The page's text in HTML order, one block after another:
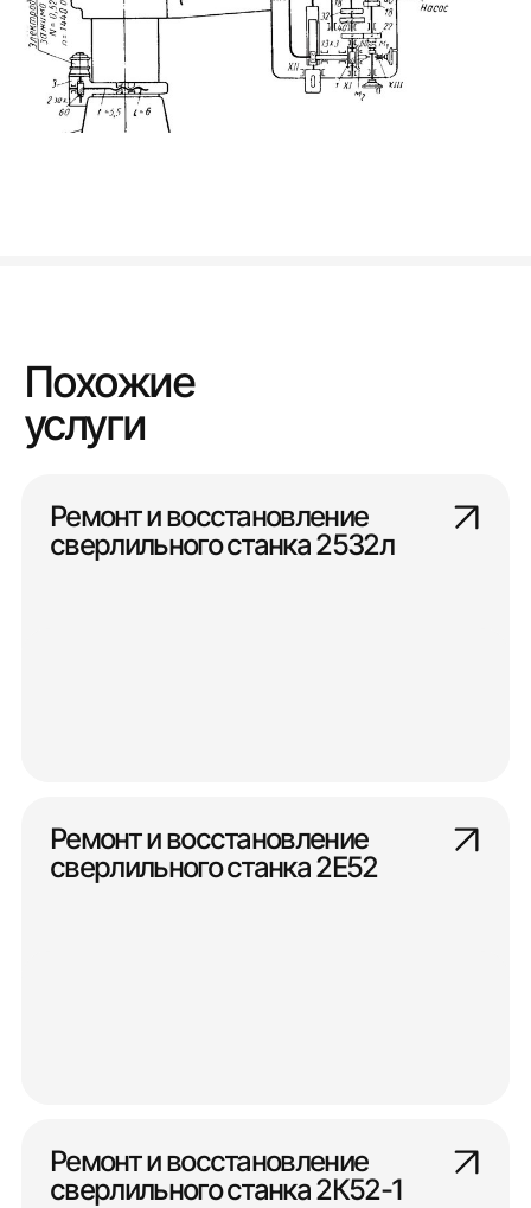
Похожие
услуги
Ремонт и восстановление
сверлильного станка 2532л
Ремонт и восстановление
сверлильного станка 2Е52
Ремонт и восстановление
сверлильного станка 2К52-1